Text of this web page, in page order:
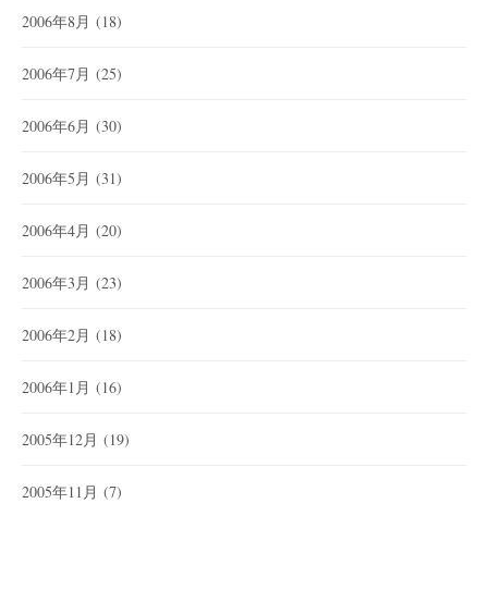
2006年8月 (18)
2006年7月 (25)
2006年6月 (30)
2006年5月 (31)
2006年4月 (20)
2006年3月 (23)
2006年2月 (18)
2006年1月 (16)
2005年12月 (19)
2005年11月 (7)